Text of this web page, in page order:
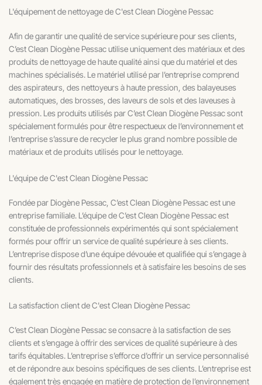
L'équipement de nettoyage de C'est Clean Diogène Pessac
Afin de garantir une qualité de service supérieure pour ses clients,
C’est Clean Diogène Pessac utilise uniquement des matériaux et des
produits de nettoyage de haute qualité ainsi que du matériel et des
machines spécialisés. Le matériel utilisé par l’entreprise comprend
des aspirateurs, des nettoyeurs à haute pression, des balayeuses
automatiques, des brosses, des laveurs de sols et des laveuses à
pression. Les produits utilisés par C’est Clean Diogène Pessac sont
spécialement formulés pour être respectueux de l’environnement et
l’entreprise s’assure de recycler le plus grand nombre possible de
matériaux et de produits utilisés pour le nettoyage.
L'équipe de C'est Clean Diogène Pessac
Fondée par Diogène Pessac, C’est Clean Diogène Pessac est une
entreprise familiale. L’équipe de C’est Clean Diogène Pessac est
constituée de professionnels expérimentés qui sont spécialement
formés pour offrir un service de qualité supérieure à ses clients.
L’entreprise dispose d’une équipe dévouée et qualifiée qui s’engage à
fournir des résultats professionnels et à satisfaire les besoins de ses
clients.
La satisfaction client de C'est Clean Diogène Pessac
C’est Clean Diogène Pessac se consacre à la satisfaction de ses
clients et s’engage à offrir des services de qualité supérieure à des
tarifs équitables. L’entreprise s’efforce d’offrir un service personnalisé
et de répondre aux besoins spécifiques de ses clients. L’entreprise est
également très engagée en matière de protection de l’environnement